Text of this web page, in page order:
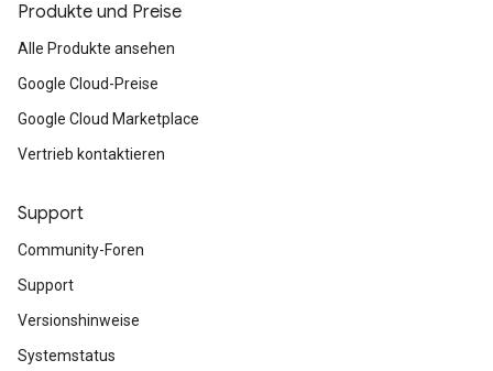
Produkte und Preise
Alle Produkte ansehen
Google Cloud-Preise
Google Cloud Marketplace
Vertrieb kontaktieren
Support
Community-Foren
Support
Versionshinweise
Systemstatus